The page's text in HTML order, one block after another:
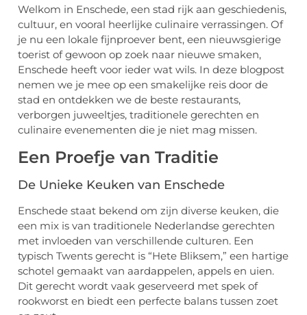
Welkom in Enschede, een stad rijk aan geschiedenis,
cultuur, en vooral heerlijke culinaire verrassingen. Of
je nu een lokale fijnproever bent, een nieuwsgierige
toerist of gewoon op zoek naar nieuwe smaken,
Enschede heeft voor ieder wat wils. In deze blogpost
nemen we je mee op een smakelijke reis door de
stad en ontdekken we de beste restaurants,
verborgen juweeltjes, traditionele gerechten en
culinaire evenementen die je niet mag missen.
Een Proefje van Traditie
De Unieke Keuken van Enschede
Enschede staat bekend om zijn diverse keuken, die
een mix is van traditionele Nederlandse gerechten
met invloeden van verschillende culturen. Een
typisch Twents gerecht is “Hete Bliksem,” een hartige
schotel gemaakt van aardappelen, appels en uien.
Dit gerecht wordt vaak geserveerd met spek of
rookworst en biedt een perfecte balans tussen zoet